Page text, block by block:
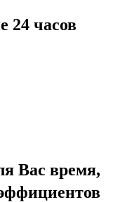
24 часов
Вас время,